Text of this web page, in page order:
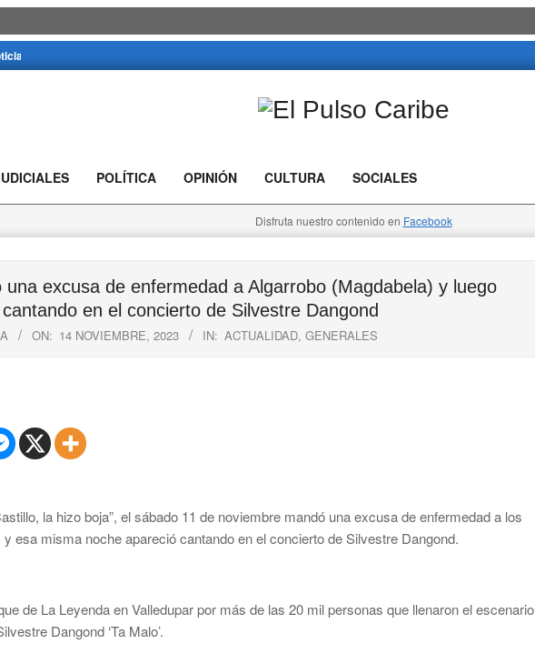
Caribe
POLÍTICA OPINIÓN CULTURA SOCIALES
Disfruta nuestro contenido en Facebook
excusa de enfermedad a Algarrobo (Magdabela) y luego
en el concierto de Silvestre Dangond
ON: 14 NOVIEMBRE, 2023 IN: ACTUALIDAD, GENERALES
la hizo boja”, el sábado 11 de noviembre mandó una excusa de enfermedad a los
esa misma noche apareció cantando en el concierto de Silvestre Dangond.
de La Leyenda en Valledupar por más de las 20 mil personas que llenaron el escenario
Dangond ‘Ta Malo’.